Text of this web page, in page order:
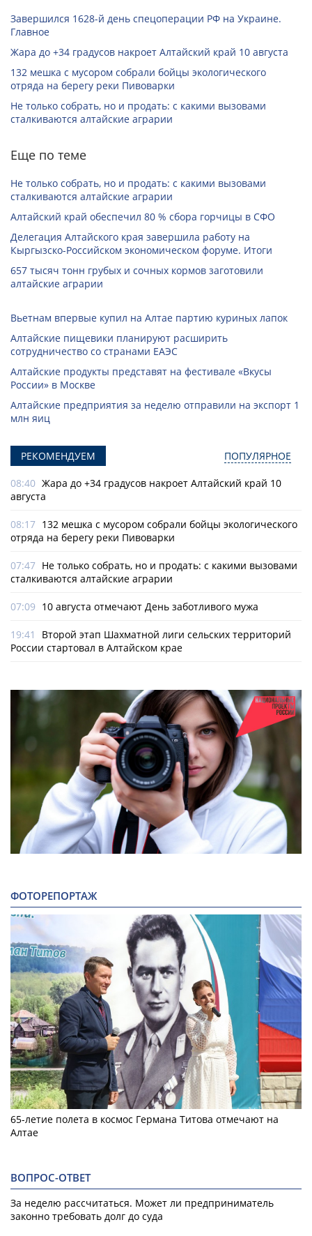
Завершился 1628-й день спецоперации РФ на Украине.
Главное
Жара до +34 градусов накроет Алтайский край 10 августа
132 мешка с мусором собрали бойцы экологического
отряда на берегу реки Пивоварки
Не только собрать, но и продать: с какими вызовами
сталкиваются алтайские аграрии
Еще по теме
Не только собрать, но и продать: с какими вызовами
сталкиваются алтайские аграрии
Алтайский край обеспечил 80 % сбора горчицы в СФО
Делегация Алтайского края завершила работу на
Кыргызско-Российском экономическом форуме. Итоги
657 тысяч тонн грубых и сочных кормов заготовили
алтайские аграрии
Вьетнам впервые купил на Алтае партию куриных лапок
Алтайские пищевики планируют расширить
сотрудничество со странами ЕАЭС
Алтайские продукты представят на фестивале «Вкусы
России» в Москве
Алтайские предприятия за неделю отправили на экспорт 1
млн яиц
РЕКОМЕНДУЕМ ПОПУЛЯРНОЕ
08:40 Жара до +34 градусов накроет Алтайский край 10
августа
08:17 132 мешка с мусором собрали бойцы экологического
отряда на берегу реки Пивоварки
07:47 Не только собрать, но и продать: с какими вызовами
сталкиваются алтайские аграрии
07:09 10 августа отмечают День заботливого мужа
19:41
Второй этап Шахматной лиги сельских территорий
России стартовал в Алтайском крае
ФОТОРЕПОРТАЖ
65-летие полета в космос Германа Титова отмечают на
Алтае
ВОПРОС-ОТВЕТ
За неделю рассчитаться. Может ли предприниматель
законно требовать долг до суда